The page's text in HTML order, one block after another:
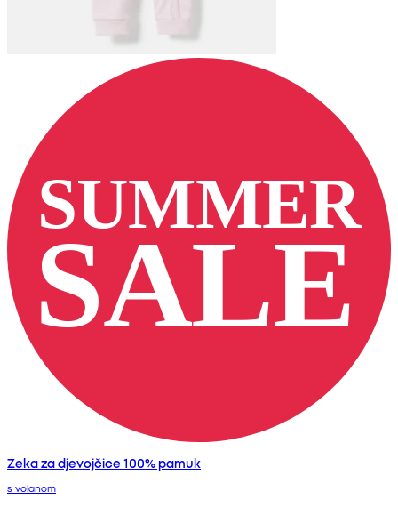
Zeka za djevojčice 100% pamuk
s volanom